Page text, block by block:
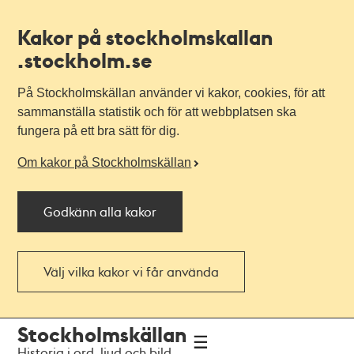
Kakor på stockholmskallan
.stockholm.se
På Stockholmskällan använder vi kakor, cookies, för att
sammanställa statistik och för att webbplatsen ska
fungera på ett bra sätt för dig.
Om kakor på Stockholmskällan
Godkänn alla kakor
Välj vilka kakor vi får använda
navigationen
huvudinnehållet
Stockholmskällan